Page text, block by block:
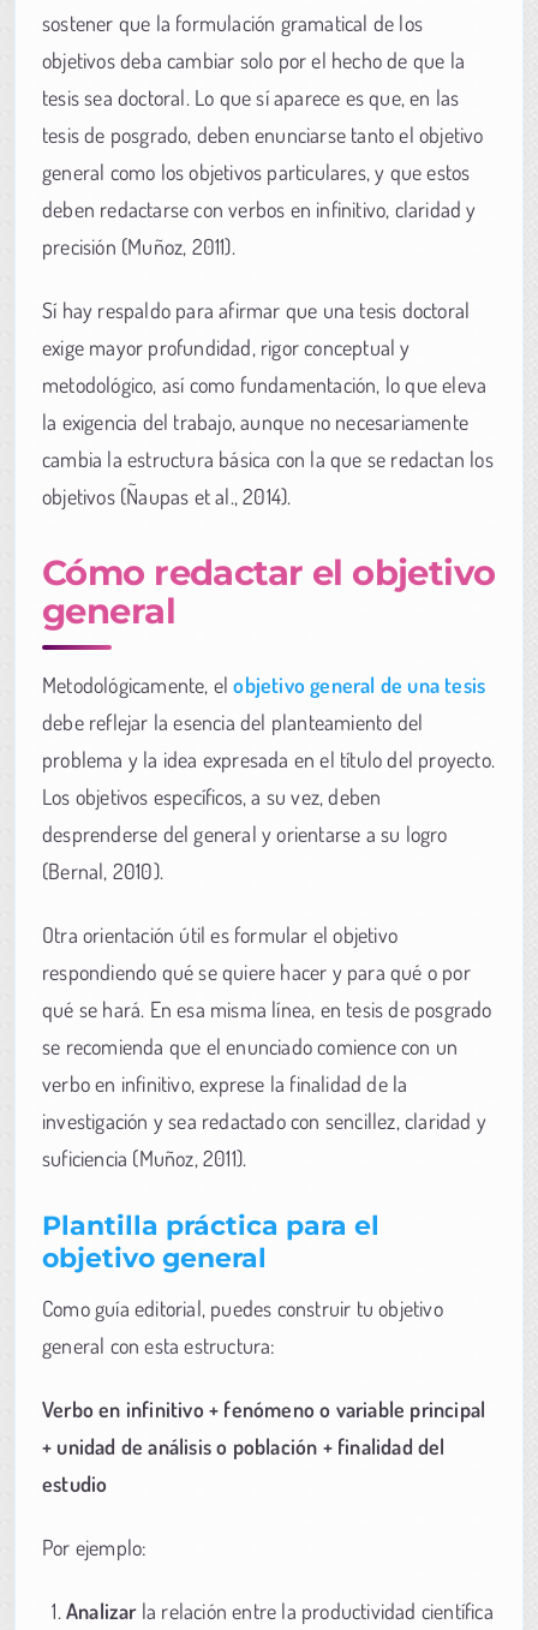
sostener que la formulación gramatical de los
objetivos deba cambiar solo por el hecho de que la
tesis sea doctoral. Lo que sí aparece es que, en las
tesis de posgrado, deben enunciarse tanto el objetivo
general como los objetivos particulares, y que estos
deben redactarse con verbos en infinitivo, claridad y
precisión (Muñoz, 2011).
Sí hay respaldo para afirmar que una tesis doctoral
exige mayor profundidad, rigor conceptual y
metodológico, así como fundamentación, lo que eleva
la exigencia del trabajo, aunque no necesariamente
cambia la estructura básica con la que se redactan los
objetivos (Ñaupas et al., 2014).
Cómo redactar el objetivo
general
Metodológicamente, elobjetivo general de una tesis
debe reflejar la esencia del planteamiento del
problema y la idea expresada en el título del proyecto.
Los objetivos específicos, a su vez, deben
desprenderse del general y orientarse a su logro
(Bernal, 2010).
Otra orientación útil es formular el objetivo
respondiendo qué se quiere hacer y para qué o por
qué se hará. En esa misma línea, en tesis de posgrado
se recomienda que el enunciado comience con un
verbo en infinitivo, exprese la finalidad de la
investigación y sea redactado con sencillez, claridad y
suficiencia (Muñoz, 2011).
Plantilla práctica para el
objetivo general
Como guía editorial, puedes construir tu objetivo
general con esta estructura:
Verbo en infinitivo + fenómeno o variable principal
+ unidad de análisis o población + finalidad del
estudio
Por ejemplo:
Analizarla relación entre la productividad científica